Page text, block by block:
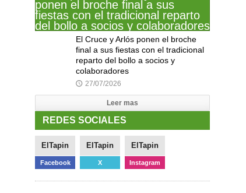
El Cruce y Arlós ponen el broche
final a sus fiestas con el tradicional
reparto del bollo a socios y
colaboradores
🕔 27/07/2026
Leer mas
REDES SOCIALES
ElTapin
Facebook
ElTapin
X
ElTapin
Instagram